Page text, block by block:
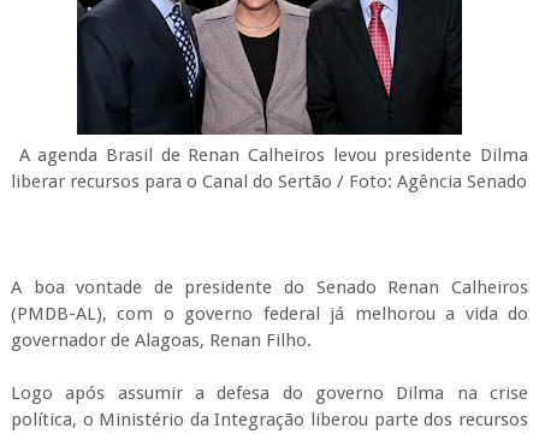
A agenda Brasil de Renan Calheiros levou presidente Dilma
liberar recursos para o Canal do Sertão / Foto: Agência Senado
A boa vontade de presidente do Senado Renan Calheiros
(PMDB-AL), com o governo federal já melhorou a vida do
governador de Alagoas, Renan Filho.
Logo após assumir a defesa do governo Dilma na crise
política, o Ministério da Integração liberou parte dos recursos